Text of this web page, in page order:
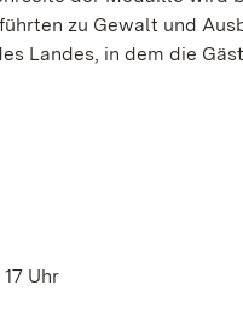
zu Gewalt und
Landes, in dem die
Uhr